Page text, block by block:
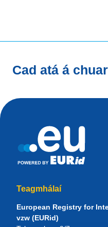
Cad atá á
Teagmhálaí
European Registry for
vzw (EURid)